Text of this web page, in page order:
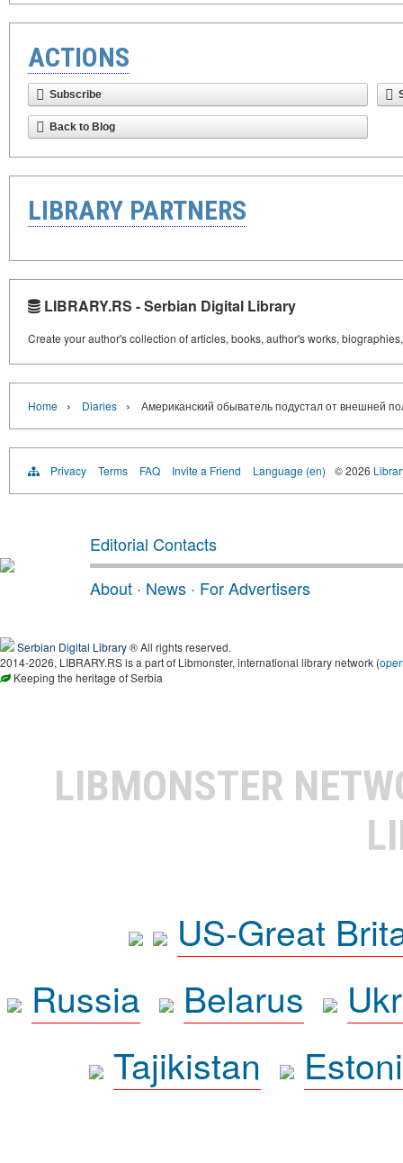
ACTIONS
Subscribe
Back to Blog
LIBRARY PARTNERS
LIBRARY.RS - Serbian Digital Library
Create your author's collection of articles, books, author's works,
Home › Diaries › Американский обыватель подустал от внешней
Privacy Terms FAQ Invite a Friend Language (en) © 2026
Editorial Contacts
About · News · For Advertisers
Serbian Digital Library® All rights reserved.
2014-2026, LIBRARY.RS is a part of Libmonster, international library network (
Keeping the heritage of Serbia
LIBMONSTER
US-Great
Russia
Belarus
Tajikistan